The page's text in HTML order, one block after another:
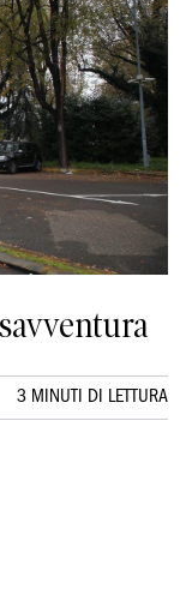
3 MINUTI DI LETTURA